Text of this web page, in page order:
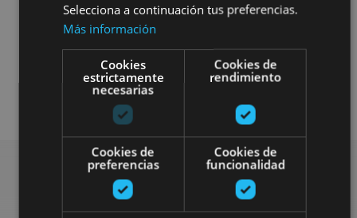
Visitas guiadas
Selecciona a continuación tus preferencias.
Más información
Cookies
estrictamente
necesarias
Cookies de
rendimiento
Cookies de
preferencias
Cookies de
funcionalidad